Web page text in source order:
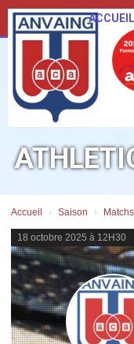
ACCUEIL
Accueil Saison Matchs
18 octobre 2025 à 12H30
Panneau de gestion des